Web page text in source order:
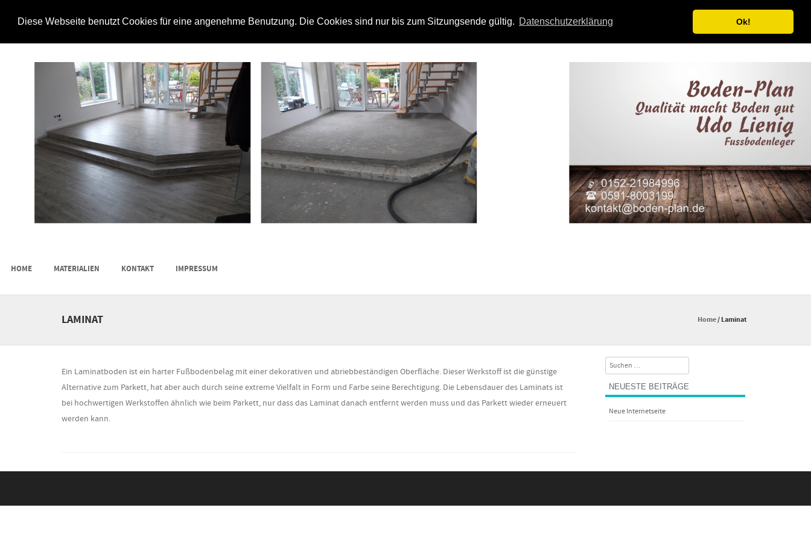
Diese Webseite benutzt Cookies für eine angenehme Benutzung. Die Cookies sind nur bis zum Sitzungsende gültig. Datenschutzerklärung Ok!
SKIP TO CONTENT
HOME MATERIALIEN KONTAKT IMPRESSUM
LAMINAT Home/Laminat
Ein Laminatboden ist ein harter Fußbodenbelag mit einer dekorativen und abriebbeständigen Oberfläche. Dieser Werkstoff ist die günstige
Alternative zum Parkett, hat aber auch durch seine extreme Vielfalt in Form und Farbe seine Berechtigung. Die Lebensdauer des Laminats ist
bei hochwertigen Werkstoffen ähnlich wie beim Parkett, nur dass das Laminat danach entfernt werden muss und das Parkett wieder erneuert
werden kann.
Search
NEUESTE BEITRÄGE
Neue Internetseite